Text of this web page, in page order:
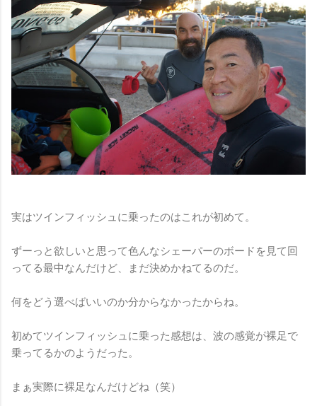
実はツインフィッシュに乗ったのはこれが初めて。
ずーっと欲しいと思って色んなシェーパーのボードを見て回
ってる最中なんだけど、まだ決めかねてるのだ。
何をどう選べばいいのか分からなかったからね。
初めてツインフィッシュに乗った感想は、波の感覚が裸足で
乗ってるかのようだった。
まぁ実際に裸足なんだけどね（笑）